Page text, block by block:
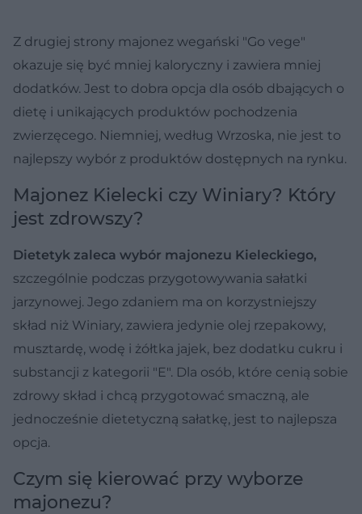
Z drugiej strony majonez wegański "Go vege"
okazuje się być mniej kaloryczny i zawiera mniej
dodatków. Jest to dobra opcja dla osób dbających o
dietę i unikających produktów pochodzenia
zwierzęcego. Niemniej, według Wrzoska, nie jest to
najlepszy wybór z produktów dostępnych na rynku.
Majonez Kielecki czy Winiary? Który
jest zdrowszy?
Dietetyk zaleca wybór majonezu Kieleckiego,
szczególnie podczas przygotowywania sałatki
jarzynowej. Jego zdaniem ma on korzystniejszy
skład niż Winiary, zawiera jedynie olej rzepakowy,
musztardę, wodę i żółtka jajek, bez dodatku cukru i
substancji z kategorii "E". Dla osób, które cenią sobie
zdrowy skład i chcą przygotować smaczną, ale
jednocześnie dietetyczną sałatkę, jest to najlepsza
opcja.
Czym się kierować przy wyborze
majonezu?